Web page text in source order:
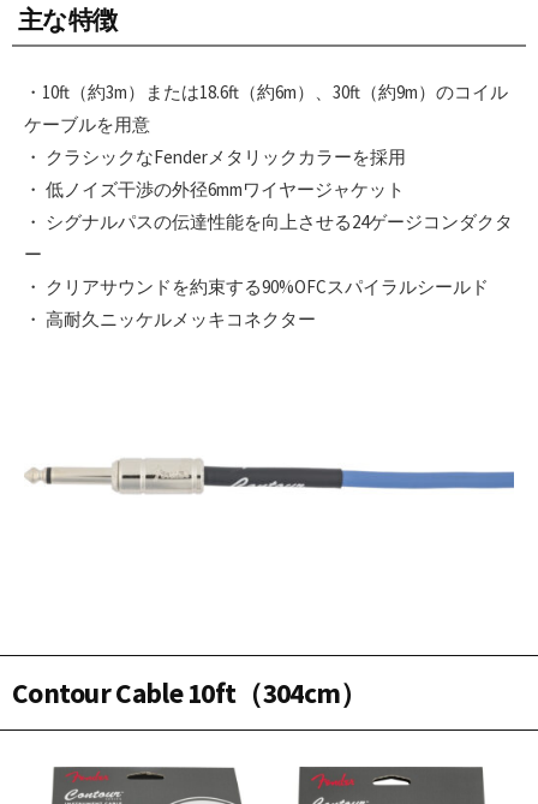
主な特徴
・10ft（約3m）または18.6ft（約6m）、30ft（約9m）のコイル
ケーブルを用意
・ クラシックなFenderメタリックカラーを採用
・ 低ノイズ干渉の外径6mmワイヤージャケット
・ シグナルパスの伝達性能を向上させる24ゲージコンダクタ
ー
・ クリアサウンドを約束する90%OFCスパイラルシールド
・ 高耐久ニッケルメッキコネクター
Contour Cable 10ft（304cm）